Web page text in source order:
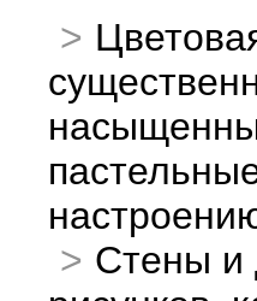
Стены и